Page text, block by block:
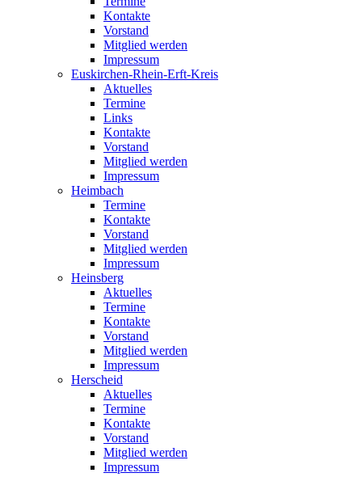
Kontakte
Vorstand
Mitglied werden
Impressum
Euskirchen-Rhein-Erft-Kreis
Aktuelles
Termine
Links
Kontakte
Vorstand
Mitglied werden
Impressum
Heimbach
Termine
Kontakte
Vorstand
Mitglied werden
Impressum
Heinsberg
Aktuelles
Termine
Kontakte
Vorstand
Mitglied werden
Impressum
Herscheid
Aktuelles
Termine
Kontakte
Vorstand
Mitglied werden
Impressum